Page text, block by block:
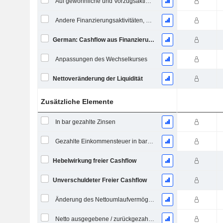
Andere Finanzierungsaktivitäten, Gesamt
German: Cashflow aus Finanzierungstätigkeit
Anpassungen des Wechselkurses
Nettoveränderung der Liquidität
Zusätzliche Elemente
In bar gezahlte Zinsen
Gezahlte Einkommensteuer in bar (Rückerstattung)
Hebelwirkung freier Cashflow
Unverschuldeter Freier Cashflow
Änderung des Nettoumlaufvermögens
Netto ausgegebene / zurückgezahlte Schulden